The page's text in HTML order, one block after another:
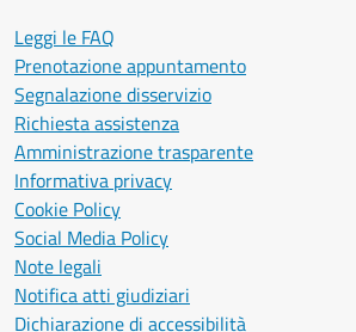
Leggi le FAQ
Prenotazione appuntamento
Segnalazione disservizio
Richiesta assistenza
Amministrazione trasparente
Informativa privacy
Cookie Policy
Social Media Policy
Note legali
Notifica atti giudiziari
Dichiarazione di accessibilità